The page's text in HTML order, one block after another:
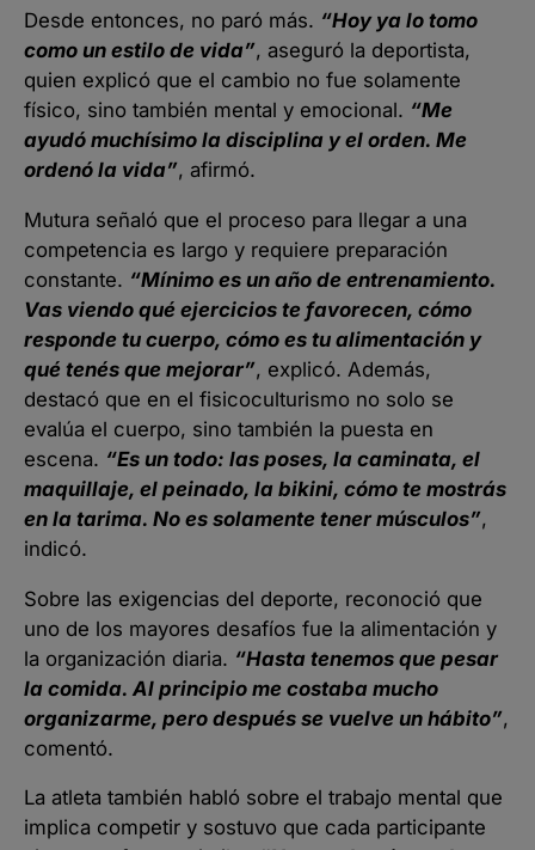
Desde entonces, no paró más. “Hoy ya lo tomo
como un estilo de vida”, aseguró la deportista,
quien explicó que el cambio no fue solamente
físico, sino también mental y emocional. “Me
ayudó muchísimo la disciplina y el orden. Me
ordenó la vida”, afirmó.
Mutura señaló que el proceso para llegar a una
competencia es largo y requiere preparación
constante. “Mínimo es un año de entrenamiento.
Vas viendo qué ejercicios te favorecen, cómo
responde tu cuerpo, cómo es tu alimentación y
qué tenés que mejorar”, explicó. Además,
destacó que en el fisicoculturismo no solo se
evalúa el cuerpo, sino también la puesta en
escena. “Es un todo: las poses, la caminata, el
maquillaje, el peinado, la bikini, cómo te mostrás
en la tarima. No es solamente tener músculos”,
indicó.
Sobre las exigencias del deporte, reconoció que
uno de los mayores desafíos fue la alimentación y
la organización diaria. “Hasta tenemos que pesar
la comida. Al principio me costaba mucho
organizarme, pero después se vuelve un hábito”,
comentó.
La atleta también habló sobre el trabajo mental que
implica competir y sostuvo que cada participante